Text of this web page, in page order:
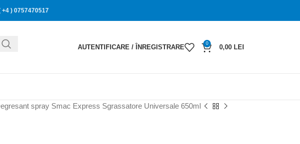
+4 ) 0757470517
AUTENTIFICARE / ÎNREGISTRARE
0
0,00 LEI
spray Smac Express Sgrassatore Universale 650ml